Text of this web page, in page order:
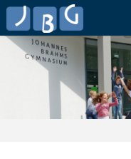
Skip
to
content